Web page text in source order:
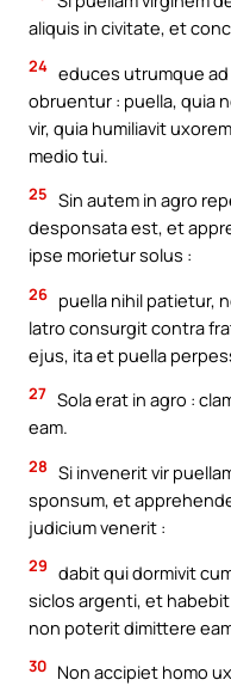
aliquis in civitate, et
24 educes utrumque
obruentur : puella, quia
vir, quia humiliavit
medio tui.
25 Sin autem in agro
desponsata est, et
ipse morietur solus :
26 puella nihil patietur,
latro consurgit contra
ejus, ita et puella
27 Sola erat in agro :
eam.
28 Si invenerit vir
sponsum, et
judicium venerit :
29 dabit qui dormivit
siclos argenti, et habebit
non poterit dimittere
30 Non accipiet homo